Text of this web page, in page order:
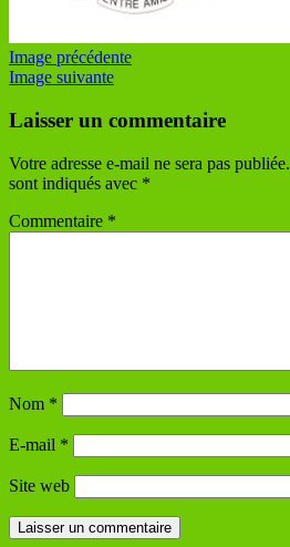
Image précédente
Image suivante
Laisser un commentaire
Votre adresse e-mail ne sera pas publiée.
sont indiqués avec *
Commentaire *
Nom *
E-mail *
Site web